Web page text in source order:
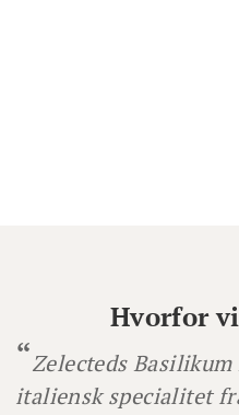
Hvorfor
Zelecteds
italiensk specialitet